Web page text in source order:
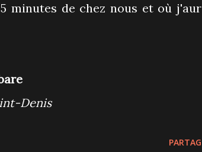
minutes de chez nous et où
Denis